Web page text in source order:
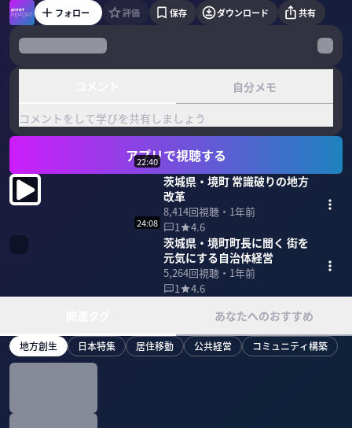
フォロー 評価 保存 ダウンロード 共有
自分メモ
コメントをして学びを共有しましょう
アプリで視聴する
22:40
茨城県・境町 常識破りの地方
改革
8,414回視聴・ 1年前
1
4.6
24:08
茨城県・境町町長に聞く 街を
元気にする自治体経営
5,264回視聴・ 1年前
1
4.6
あなたへのおすすめ
地方創生 日本特集 居住移動 公共経営 コミュニティ構築